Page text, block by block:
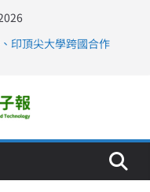
印頂尖大學跨國合作
學校收穫豐
盟 培育護理尖兵
學大學第5名 辦學實力再